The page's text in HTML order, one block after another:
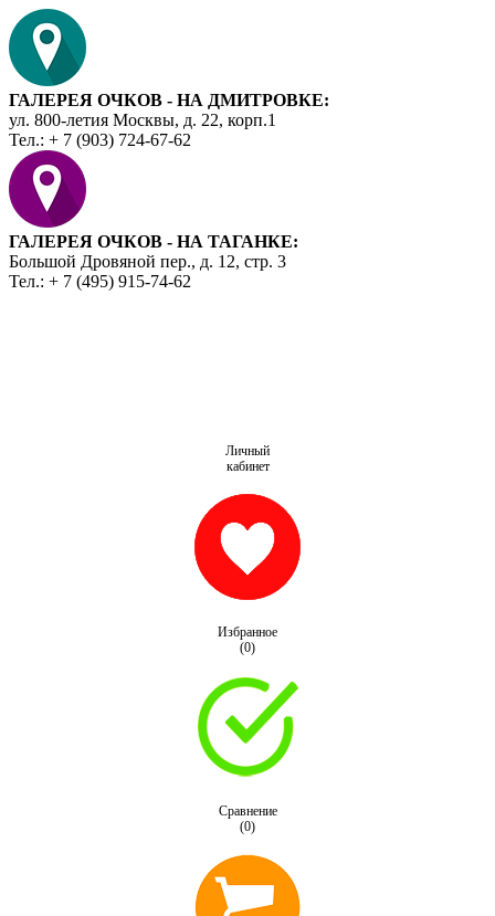
ГАЛЕРЕЯ ОЧКОВ - НА ДМИТРОВКЕ:
ул. 800-летия Москвы, д. 22, корп.1
Тел.: + 7 (903) 724-67-62
ГАЛЕРЕЯ ОЧКОВ - НА ТАГАНКЕ:
Большой Дровяной пер., д. 12, стр. 3
Тел.: + 7 (495) 915-74-62
Личный
кабинет
Избранное
(0)
Сравнение
(0)